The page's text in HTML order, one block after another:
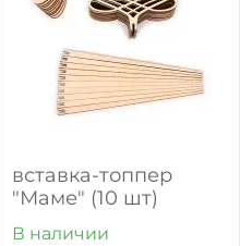
вставка-топпер
"Маме" (10 шт)
В наличии